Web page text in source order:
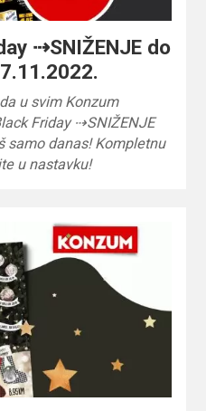
⇢SNIŽENJE do
u svim Konzum
Friday ⇢SNIŽENJE
samo danas! Kompletnu
u nastavku!